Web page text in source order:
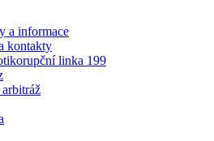
a informace
kontakty
linka 199